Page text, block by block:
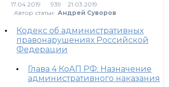
939
Автор статьи: Андрей Суворов
Кодекс об административных
правонарушениях Российской
Федерации
Глава 4 КоАП РФ: Назначение
административного наказания